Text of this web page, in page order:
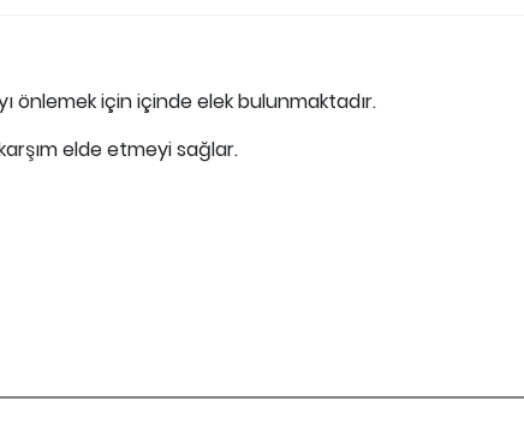
önlemek için içinde elek bulunmaktadır.
elde etmeyi sağlar.